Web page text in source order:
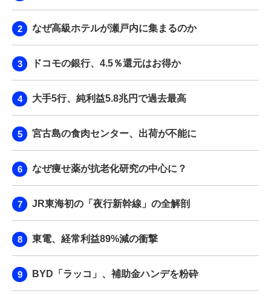
BPaaS JOURNAL
なぜ高級ホテルが瀬戸内に集まるのか
ドコモの銀行、4.5％還元はお得か
大手5行、純利益5.8兆円で過去最高
宮古島の食肉センター、出荷が不能に
なぜ痩せ薬が抗老化研究の中心に？
JR東海初の「夜行新幹線」の全解剖
東電、経常利益89%減の衝撃
BYD「ラッコ」、補助金ハンデを粉砕